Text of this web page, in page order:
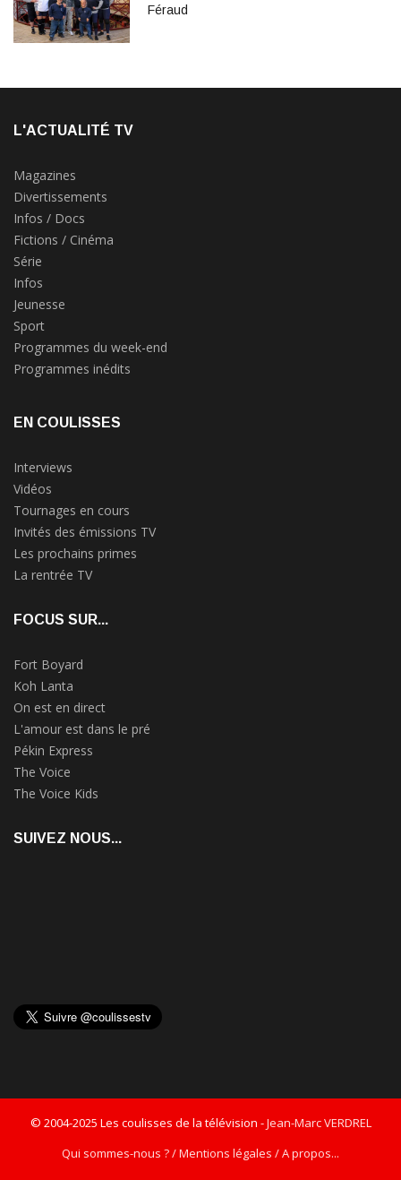
Féraud
L'ACTUALITÉ TV
Magazines
Divertissements
Infos / Docs
Fictions / Cinéma
Série
Infos
Jeunesse
Sport
Programmes du week-end
Programmes inédits
EN COULISSES
Interviews
Vidéos
Tournages en cours
Invités des émissions TV
Les prochains primes
La rentrée TV
FOCUS SUR...
Fort Boyard
Koh Lanta
On est en direct
L'amour est dans le pré
Pékin Express
The Voice
The Voice Kids
SUIVEZ NOUS...
© 2004-2025 Les coulisses de la télévision -Jean-Marc VERDREL
Qui sommes-nous ? / Mentions légales / A propos...